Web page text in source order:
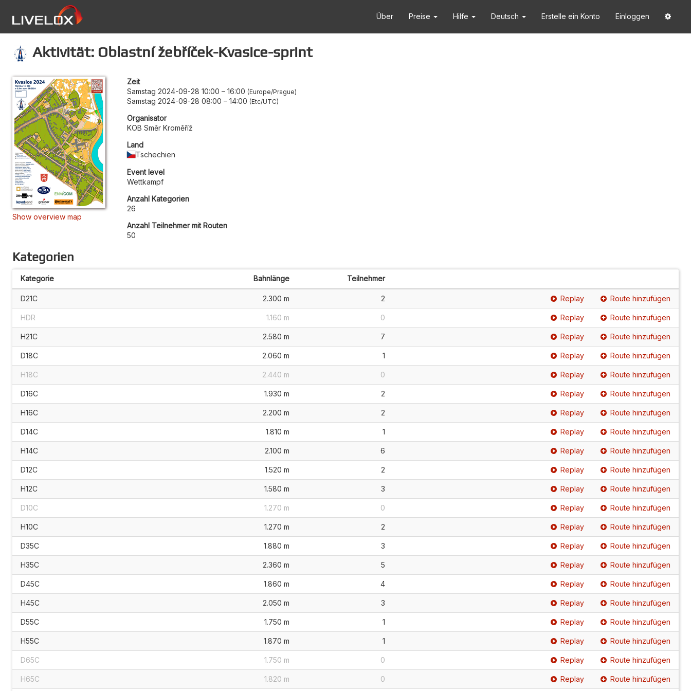
Über Preise Hilfe Deutsch Erstelle ein Konto Einloggen
Aktivität: Oblastní žebříček-Kvasice-sprint
Show overview map
Zeit
Samstag 2024-09-28 10:00 – 16:00 Europe/Prague
Samstag 2024-09-28 08:00 – 14:00 Etc/UTC
Organisator
KOB Směr Kroměříž
Land
Tschechien
Event level
Wettkampf
Anzahl Kategorien
26
Anzahl Teilnehmer mit Routen
50
Kategorien
Kategorie Bahnlänge Teilnehmer
D21C 2.300 m 2 Replay Route hinzufügen
HDR 1.160 m 0 Replay Route hinzufügen
H21C 2.580 m 7 Replay Route hinzufügen
D18C 2.060 m 1 Replay Route hinzufügen
H18C 2.440 m 0 Replay Route hinzufügen
D16C 1.930 m 2 Replay Route hinzufügen
H16C 2.200 m 2 Replay Route hinzufügen
D14C 1.810 m 1 Replay Route hinzufügen
H14C 2.100 m 6 Replay Route hinzufügen
D12C 1.520 m 2 Replay Route hinzufügen
H12C 1.580 m 3 Replay Route hinzufügen
D10C 1.270 m 0 Replay Route hinzufügen
H10C 1.270 m 2 Replay Route hinzufügen
D35C 1.880 m 3 Replay Route hinzufügen
H35C 2.360 m 5 Replay Route hinzufügen
D45C 1.860 m 4 Replay Route hinzufügen
H45C 2.050 m 3 Replay Route hinzufügen
D55C 1.750 m 1 Replay Route hinzufügen
H55C 1.870 m 1 Replay Route hinzufügen
D65C 1.750 m 0 Replay Route hinzufügen
H65C 1.820 m 0 Replay Route hinzufügen